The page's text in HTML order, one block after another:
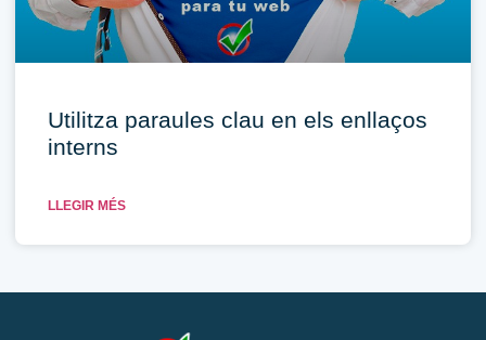
Utilitza paraules clau en els enllaços
interns
LLEGIR MÉS